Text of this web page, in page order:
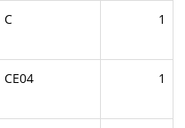
C 1
CE04 1